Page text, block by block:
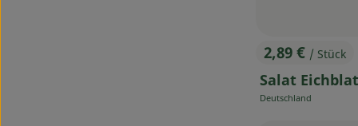
, Preis:
2,89 € / Stück
Salat
, Herkunft:
Deutschland